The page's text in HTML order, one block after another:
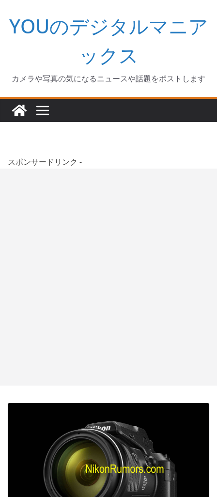
キ
YOUのデジタルマニア
ックス
カメラや写真の気になるニュースや話題をポストします
スポンサードリンク -